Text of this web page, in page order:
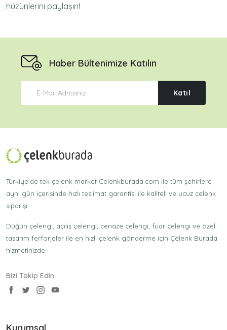
hüzünlerini paylaşın!
Haber Bültenimize Katılın
Katıl
Türkiye'de tek çelenk market Celenkburada.com ile tüm şehirlere
aynı gün içerisinde hızlı teslimat garantisi ile kaliteli ve ucuz çelenk
siparişi.
Düğün çelengi, açılış çelengi, cenaze çelengi, fuar çelengi ve özel
tasarım ferforjeler ile en hızlı çelenk gönderme için Çelenk Burada
hizmetinizde.
Bizi Takip Edin